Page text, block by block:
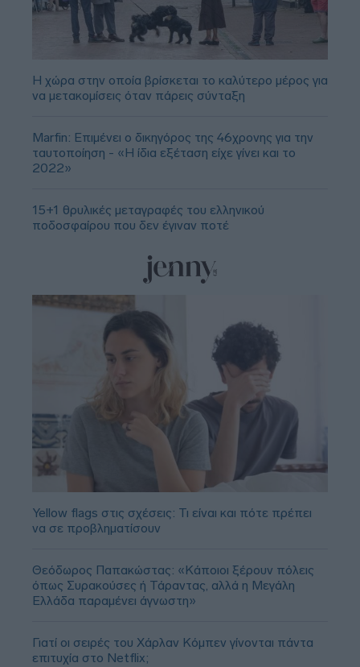
Η χώρα στην οποία βρίσκεται το καλύτερο μέρος για
να μετακομίσεις όταν πάρεις σύνταξη
Marfin: Επιμένει ο δικηγόρος της 46χρονης για την
ταυτοποίηση - «Η ίδια εξέταση είχε γίνει και το
2022»
15+1 θρυλικές μεταγραφές του ελληνικού
ποδοσφαίρου που δεν έγιναν ποτέ
Yellow flags στις σχέσεις: Τι είναι και πότε πρέπει
να σε προβληματίσουν
Θεόδωρος Παπακώστας: «Κάποιοι ξέρουν πόλεις
όπως Συρακούσες ή Τάραντας, αλλά η Μεγάλη
Ελλάδα παραμένει άγνωστη»
Γιατί οι σειρές του Χάρλαν Κόμπεν γίνονται πάντα
επιτυχία στο Netflix;